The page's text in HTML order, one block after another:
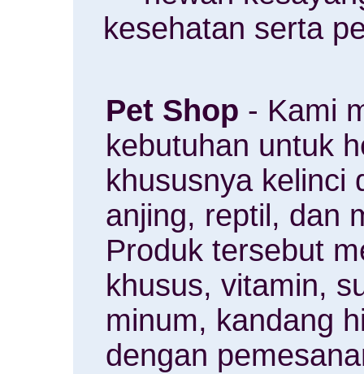
kesehatan serta
Pet Shop - Kami
kebutuhan untuk
khususnya kelinci
anjing, reptil, dan
Produk tersebut
khusus, vitamin,
minum, kandang
dengan